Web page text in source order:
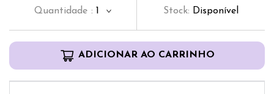
Quantidade : 1 Stock: Disponível
ADICIONAR AO CARRINHO